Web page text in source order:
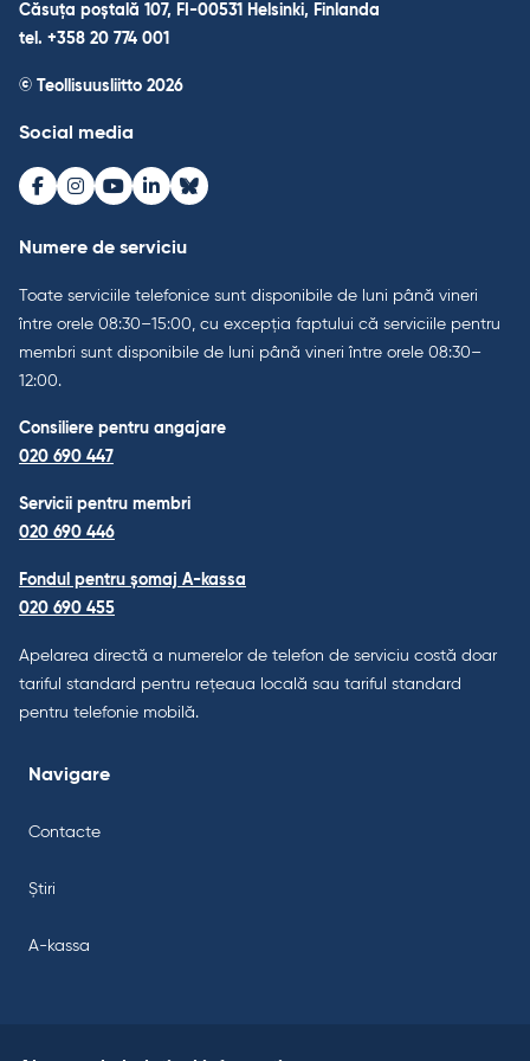
Căsuța poștală 107, FI-00531 Helsinki, Finlanda
tel. +358 20 774 001
© Teollisuusliitto 2026
Social media
Facebook
Instagram
Youtube
LinkedInBluesky
Numere de serviciu
Toate serviciile telefonice sunt disponibile de luni până vineri
între orele 08:30–15:00, cu excepția faptului că serviciile pentru
membri sunt disponibile de luni până vineri între orele 08:30–
12:00.
Consiliere pentru angajare
020 690 447
Servicii pentru membri
020 690 446
Fondul pentru șomaj A-kassa
020 690 455
Apelarea directă a numerelor de telefon de serviciu costă doar
tariful standard pentru rețeaua locală sau tariful standard
pentru telefonie mobilă.
Navigare
Contacte
Știri
A-kassa